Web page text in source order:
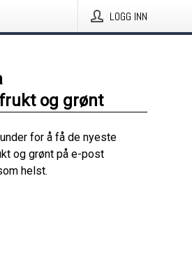
LOGG INN
og grønt
for å få de nyeste
og grønt på e-post
helst.